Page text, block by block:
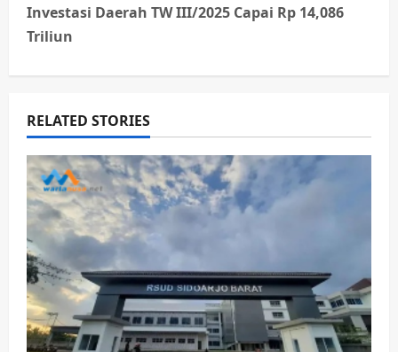
a
v
i
g
a
t
i
o
n
Investasi Daerah TW III/2025 Capai Rp 14,086
Triliun
RELATED STORIES